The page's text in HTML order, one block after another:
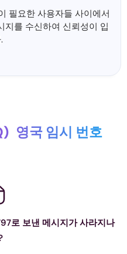
필요한 사용자들 사이에서
지를 수신하여 신뢰성이 입
영국 임시 번호
로 보낸 메시지가 사라지나